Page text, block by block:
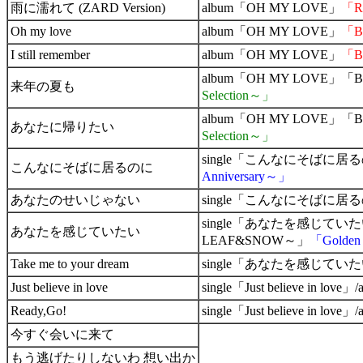
雨に濡れて (ZARD Version) album「OH MY LOVE」
「
Oh my love
album「OH MY LOVE」
「
I still remember
album「OH MY LOVE」 「
来年の夏も
album「OH MY LOVE」「
Selection～」
あなたに帰りたい
album「OH MY LOVE」「
Selection～」
こんなにそばに居るのに
single「こんなにそばに居
Anniversary～」
あなたのせいじゃない
single「こんなにそばに居
あなたを感じていたい
single「あなたを感じてい
LEAF&SNOW～」
「
Take me to your dream
single「あなたを感じてい
Just believe in love
single「Just believe in love」
Ready,Go!
single「Just believe in love
今すぐ会いに来て
もう逃げたりしないわ 想い出か